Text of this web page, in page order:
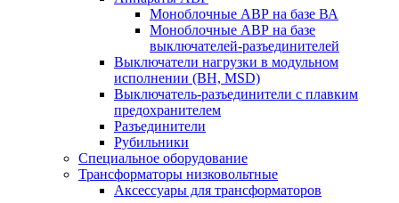
Моноблочные АВР на базе ВА
Моноблочные АВР на базе
выключателей-разъединителей
Выключатели нагрузки в модульном
исполнении (ВН, MSD)
Выключатель-разъединители с плавким
предохранителем
Разъединители
Рубильники
Специальное оборудование
Трансформаторы низковольтные
Аксессуары для трансформаторов